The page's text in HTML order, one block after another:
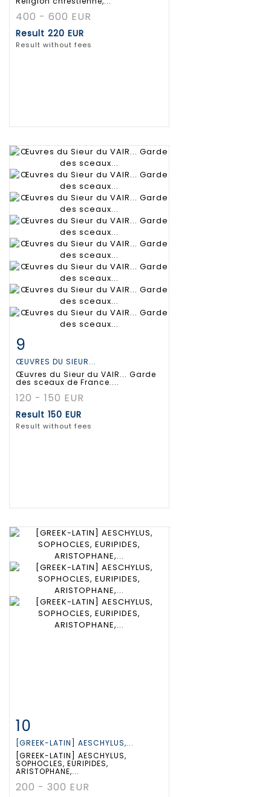
400 - 600 EUR
Result 220 EUR
Result without fees
9
ŒUVRES DU SIEUR...
Œuvres du Sieur du VAIR... Garde
des sceaux de France....
120 - 150 EUR
Result 150 EUR
Result without fees
Item detail
10
[GREEK-LATIN] AESCHYLUS,...
[GREEK-LATIN] AESCHYLUS,
SOPHOCLES, EURIPIDES,
ARISTOPHANE,...
200 - 300 EUR